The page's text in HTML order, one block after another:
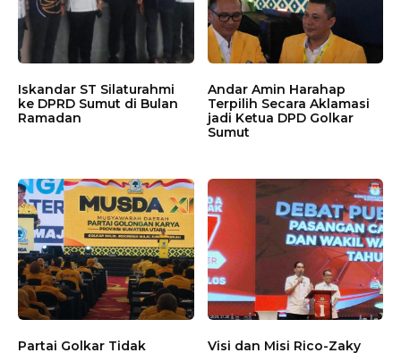
Iskandar ST Silaturahmi
ke DPRD Sumut di Bulan
Ramadan
Andar Amin Harahap
Terpilih Secara Aklamasi
jadi Ketua DPD Golkar
Sumut
Partai Golkar Tidak
Visi dan Misi Rico-Zaky